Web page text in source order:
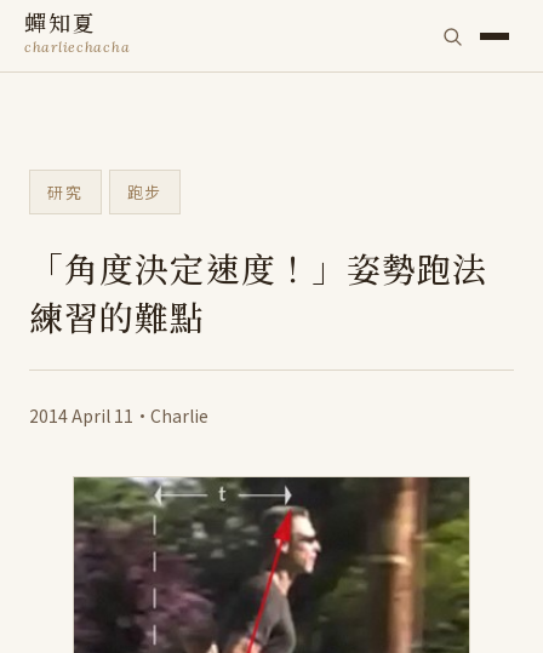
蟬知夏
charliechacha
研究 跑步
「角度決定速度！」姿勢跑法
練習的難點
2014 April 11 · Charlie